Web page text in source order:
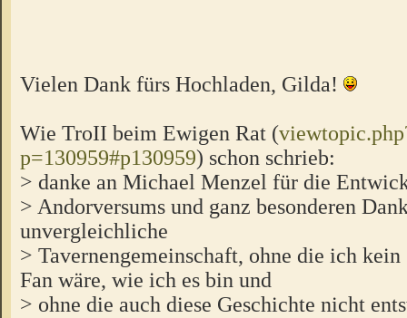
Vielen Dank fürs Hochladen, Gilda!
Wie TroII beim Ewigen Rat (
p=130959#p130959) schon schrieb:
> danke an Michael Menzel für die
> Andorversums und ganz besonderen
unvergleichliche
> Tavernengemeinschaft, ohne die ich
Fan wäre, wie ich es bin und
> ohne die auch diese Geschichte nicht